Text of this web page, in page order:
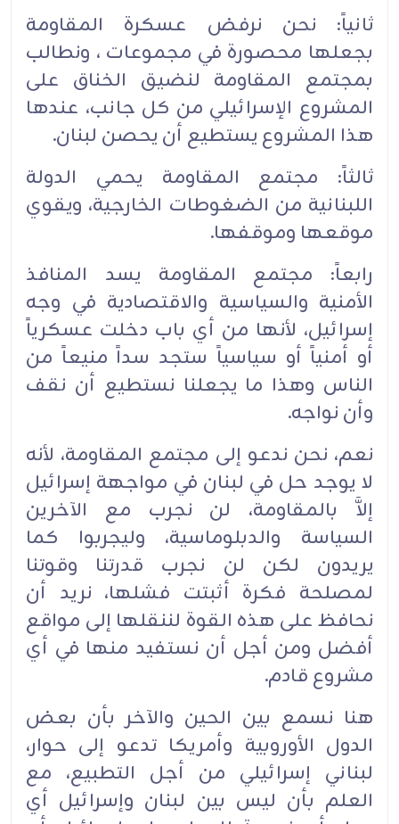
ثانياً: نحن نرفض عسكرة المقاومة
بجعلها محصورة في مجموعات ، ونطالب
بمجتمع المقاومة لنضيق الخناق على
المشروع الإسرائيلي من كل جانب، عندها
هذا المشروع يستطيع أن يحصن لبنان.
ثالثاً: مجتمع المقاومة يحمي الدولة
اللبنانية من الضغوطات الخارجية، ويقوي
موقعها وموقفها.
رابعاً: مجتمع المقاومة يسد المنافذ
الأمنية والسياسية والاقتصادية في وجه
إسرائيل، لأنها من أي باب دخلت عسكرياً
أو أمنياً أو سياسياً ستجد سداً منيعاً من
الناس وهذا ما يجعلنا نستطيع أن نقف
وأن نواجه.
نعم، نحن ندعو إلى مجتمع المقاومة، لأنه
لا يوجد حل في لبنان في مواجهة إسرائيل
إلاَّ بالمقاومة، لن نجرب مع الآخرين
السياسة والدبلوماسية، وليجربوا كما
يريدون لكن لن نجرب قدرتنا وقوتنا
لمصلحة فكرة أثبتت فشلها، نريد أن
نحافظ على هذه القوة لننقلها إلى مواقع
أفضل ومن أجل أن نستفيد منها في أي
مشروع قادم.
هنا نسمع بين الحين والآخر بأن بعض
الدول الأوروبية وأمريكا تدعو إلى حوار،
لبناني إسرائيلي من أجل التطبيع، مع
العلم بأن ليس بين لبنان وإسرائيل أي